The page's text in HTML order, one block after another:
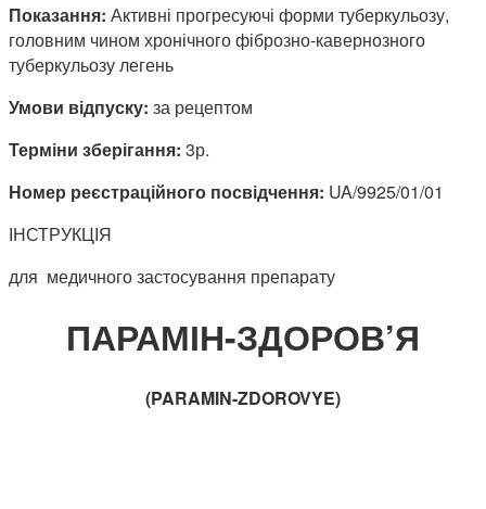
Показання: Активні прогресуючі форми туберкульозу,
головним чином хронічного фіброзно-кавернозного
туберкульозу легень
Умови відпуску: за рецептом
Терміни зберігання: 3р.
Номер реєстраційного посвідчення: UA/9925/01/01
ІНСТРУКЦІЯ
для медичного застосування препарату
ПАРАМІН-ЗДОРОВ’Я
(PARAMIN-ZDOROVYE)